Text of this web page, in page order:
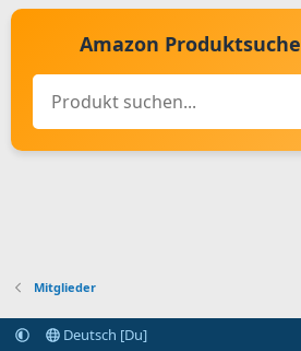
Amazon
Mitglieder
Deutsch [Du]